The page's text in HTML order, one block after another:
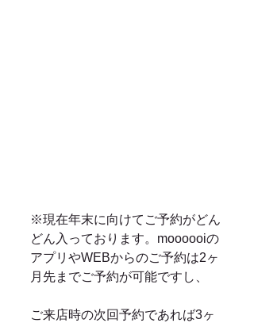
※現在年末に向けてご予約がどん
どん入っております。moooooiの
アプリやWEBからのご予約は2ヶ
月先までご予約が可能ですし、
ご来店時の次回予約であれば3ヶ